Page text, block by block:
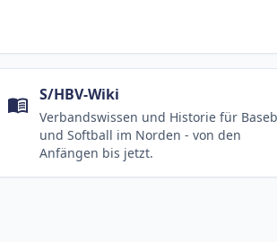
S/HBV-Wiki
Verbandswissen und Historie für
und Softball im Norden - von den
Anfängen bis jetzt.